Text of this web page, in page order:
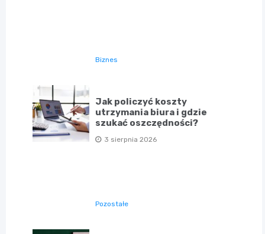
Biznes
Jak policzyć koszty
utrzymania biura i gdzie
szukać oszczędności?
3 sierpnia 2026
Pozostałe